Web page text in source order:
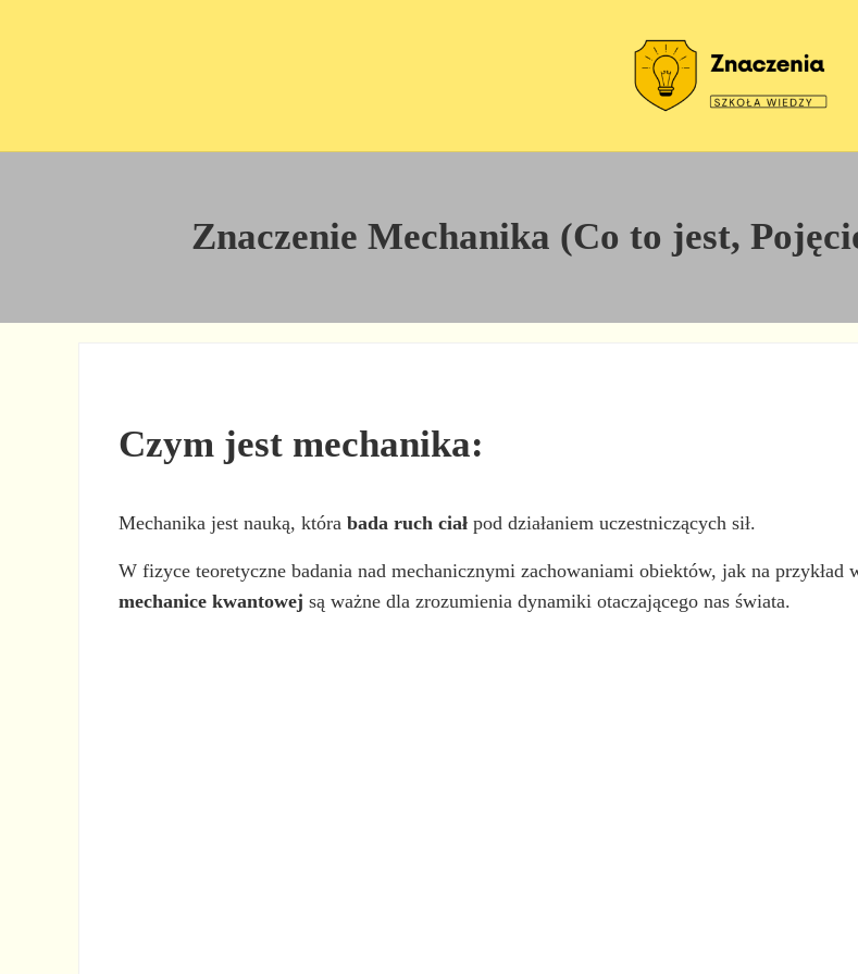
Znaczenie Mechanika (Co to jest,
Czym jest mechanika:
Mechanika jest nauką, którabada ruch ciał pod działaniem uczestniczących sił.
W fizyce teoretyczne badania nad mechanicznymi zachowaniami obiektów, jak na przykład
mechanice kwantowej są ważne dla zrozumienia dynamiki otaczającego nas świata.